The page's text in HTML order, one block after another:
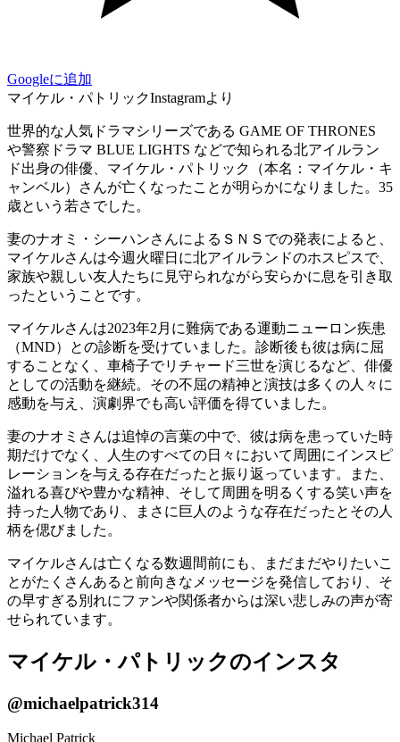
Googleに追加
マイケル・パトリックInstagramより
世界的な人気ドラマシリーズである GAME OF THRONES
や警察ドラマ BLUE LIGHTS などで知られる北アイルラン
ド出身の俳優、マイケル・パトリック（本名：マイケル・キ
ャンベル）さんが亡くなったことが明らかになりました。35
歳という若さでした。
妻のナオミ・シーハンさんによるＳＮＳでの発表によると、
マイケルさんは今週火曜日に北アイルランドのホスピスで、
家族や親しい友人たちに見守られながら安らかに息を引き取
ったということです。
マイケルさんは2023年2月に難病である運動ニューロン疾患
（MND）との診断を受けていました。診断後も彼は病に屈
することなく、車椅子でリチャード三世を演じるなど、俳優
としての活動を継続。その不屈の精神と演技は多くの人々に
感動を与え、演劇界でも高い評価を得ていました。
妻のナオミさんは追悼の言葉の中で、彼は病を患っていた時
期だけでなく、人生のすべての日々において周囲にインスピ
レーションを与える存在だったと振り返っています。また、
溢れる喜びや豊かな精神、そして周囲を明るくする笑い声を
持った人物であり、まさに巨人のような存在だったとその人
柄を偲びました。
マイケルさんは亡くなる数週間前にも、まだまだやりたいこ
とがたくさんあると前向きなメッセージを発信しており、そ
の早すぎる別れにファンや関係者からは深い悲しみの声が寄
せられています。
マイケル・パトリックのインスタ
@michaelpatrick314
Michael Patrick